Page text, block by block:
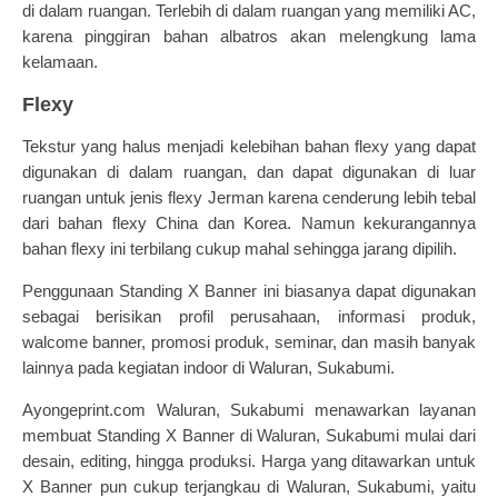
di dalam ruangan. Terlebih di dalam ruangan yang memiliki AC,
karena pinggiran bahan albatros akan melengkung lama
kelamaan.
Flexy
Tekstur yang halus menjadi kelebihan bahan flexy yang dapat
digunakan di dalam ruangan, dan dapat digunakan di luar
ruangan untuk jenis flexy Jerman karena cenderung lebih tebal
dari bahan flexy China dan Korea. Namun kekurangannya
bahan flexy ini terbilang cukup mahal sehingga jarang dipilih.
Penggunaan Standing X Banner ini biasanya dapat digunakan
sebagai berisikan profil perusahaan, informasi produk,
walcome banner, promosi produk, seminar, dan masih banyak
lainnya pada kegiatan indoor di Waluran, Sukabumi.
Ayongeprint.com Waluran, Sukabumi menawarkan layanan
membuat Standing X Banner di Waluran, Sukabumi mulai dari
desain, editing, hingga produksi. Harga yang ditawarkan untuk
X Banner pun cukup terjangkau di Waluran, Sukabumi, yaitu